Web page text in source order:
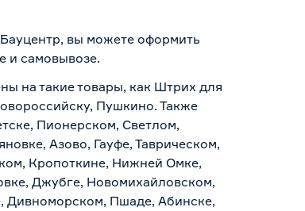
вы можете оформить
и самовывозе.
на такие товары, как Штрих для
Пушкино. Также
Пионерском, Светлом,
Азово, Гауфе, Таврическом,
Кропоткине, Нижней Омке,
Джубге, Новомихайловском,
Дивноморском, Пшаде, Абинске,